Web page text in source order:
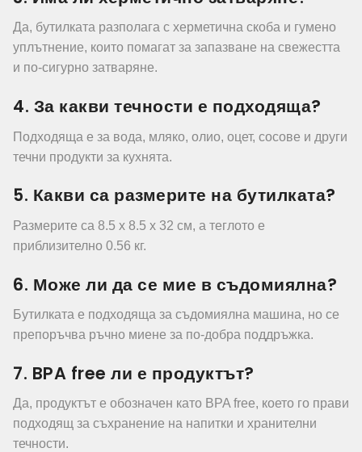
Да, бутилката разполага с херметична скоба и гумено
уплътнение, които помагат за запазване на свежестта
и по-сигурно затваряне.
4. За какви течности е подходяща?
Подходяща е за вода, мляко, олио, оцет, сосове и други
течни продукти за кухнята.
5. Какви са размерите на бутилката?
Размерите са 8.5 x 8.5 x 32 см, а теглото е
приблизително 0.56 кг.
6. Може ли да се мие в съдомиялна?
Бутилката е подходяща за съдомиялна машина, но се
препоръчва ръчно миене за по-добра поддръжка.
7. BPA free ли е продуктът?
Да, продуктът е обозначен като BPA free, което го прави
подходящ за съхранение на напитки и хранителни
течности.